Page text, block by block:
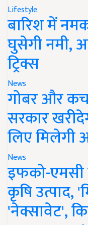
Lifestyle
बारिश में
घुसेगी नमी,
ट्रिक्स
News
गोबर और
सरकार
लिए मिलेगी
News
इफको-एमसी
कृषि उत्पाद,
'नेक्सावेट',